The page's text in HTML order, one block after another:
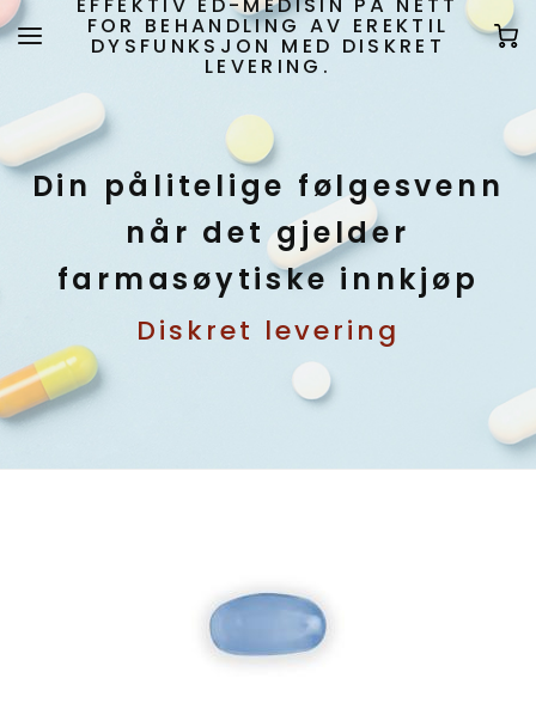
FOR BEHANDLING AV EREKTIL
DYSFUNKSJON MED DISKRET
LEVERING.
Din pålitelige følgesvenn
når det gjelder
farmasøytiske innkjøp
Diskret levering